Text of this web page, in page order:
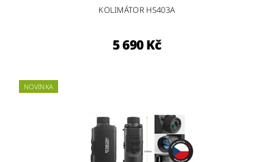
KOLIMÁTOR HS403A
5 690 Kč
NOVINKA